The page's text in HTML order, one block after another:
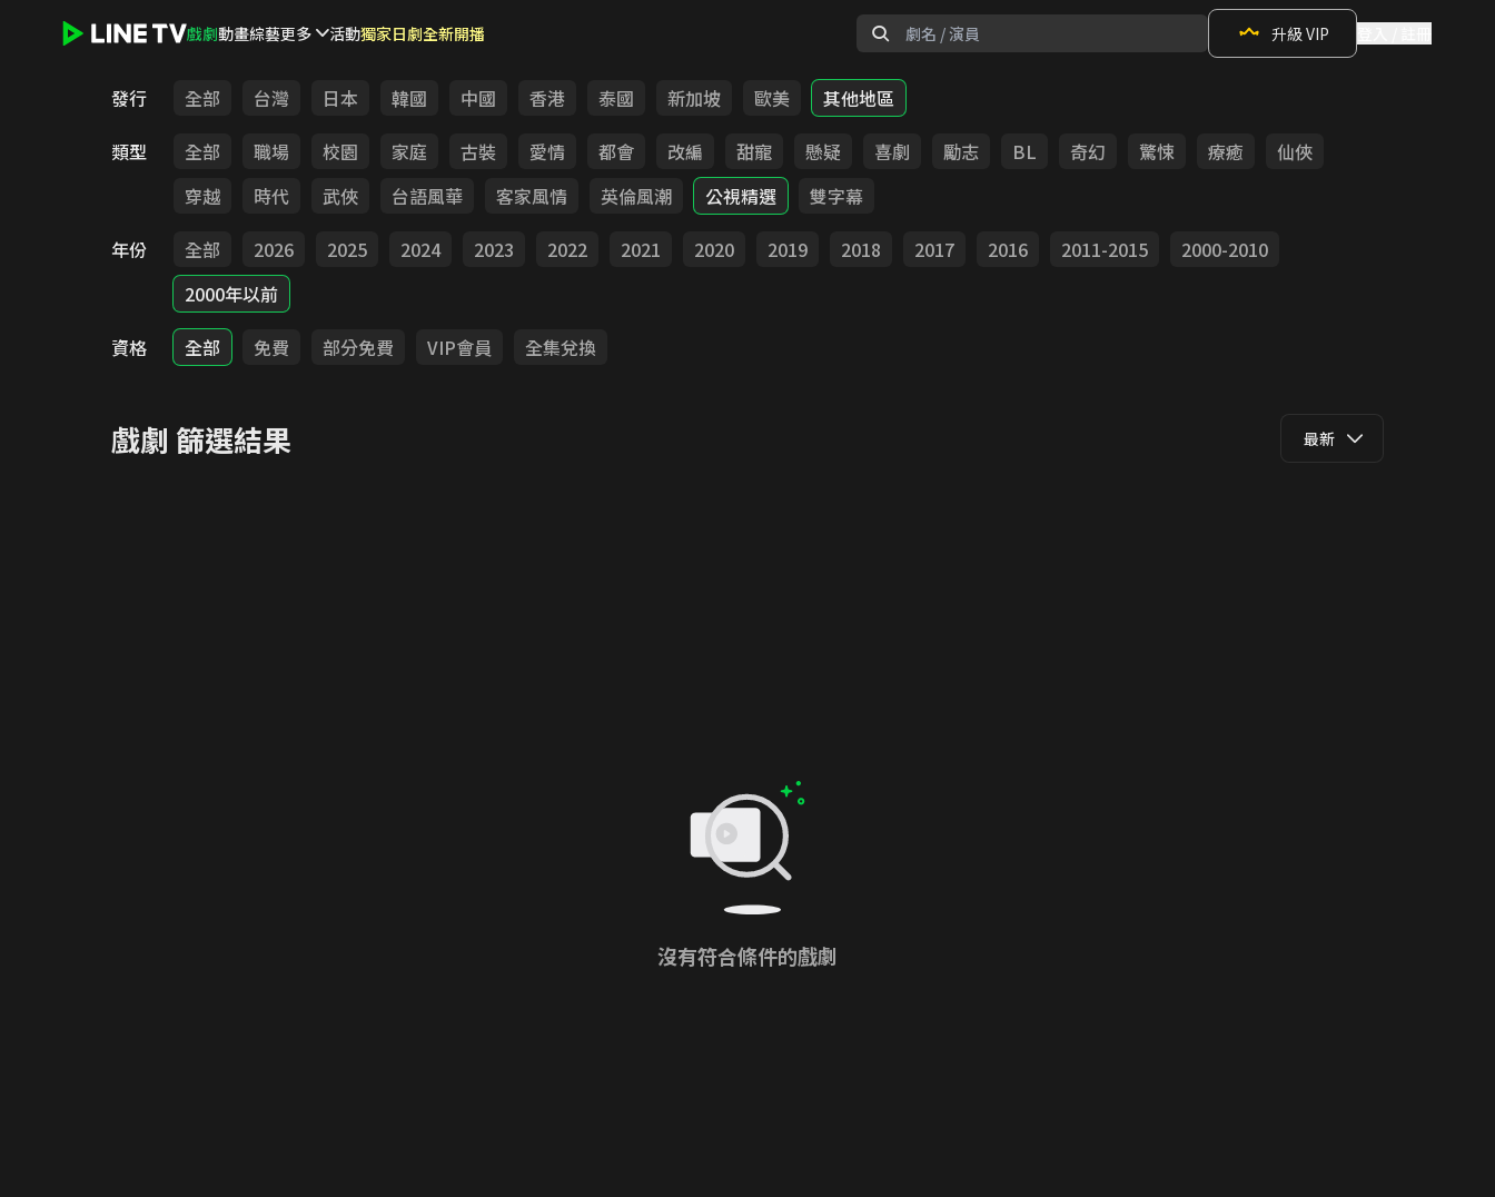
戲劇動畫綜藝更多 活動獨家日劇全新開播 升級 VIP
發行 全部 台灣 日本 韓國 中國 香港 泰國 新加坡 歐美
其他地區
類型
全部 職場 校園 家庭 古裝 愛情 都會 改編 甜寵 懸疑 喜劇 勵志 BL 奇幻 驚悚 療癒
仙俠
穿越
時代 武俠 台語風華 客家風情 英倫風潮 公視精選
雙字幕
年份
全部 2026 2025 2024 2023 2022 2021 2020 2019 2018 2017 2016 2011-2015
2000-2010
2000年以前
資格
全部 免費 部分免費 VIP會員 全集兌換
戲劇 篩選結果 最新
沒有符合條件的戲劇